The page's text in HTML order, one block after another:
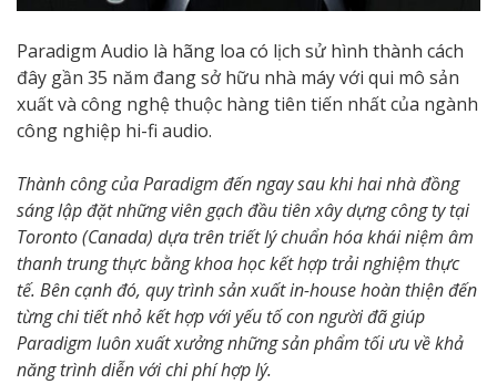
Paradigm Audio là hãng loa có lịch sử hình thành cách
đây gần 35 năm đang sở hữu nhà máy với qui mô sản
xuất và công nghệ thuộc hàng tiên tiến nhất của ngành
công nghiệp hi-fi audio.
Thành công của Paradigm đến ngay sau khi hai nhà đồng
sáng lập đặt những viên gạch đầu tiên xây dựng công ty tại
Toronto (Canada) dựa trên triết lý chuẩn hóa khái niệm âm
thanh trung thực bằng khoa học kết hợp trải nghiệm thực
tế. Bên cạnh đó, quy trình sản xuất in-house hoàn thiện đến
từng chi tiết nhỏ kết hợp với yếu tố con người đã giúp
Paradigm luôn xuất xưởng những sản phẩm tối ưu về khả
năng trình diễn với chi phí hợp lý.